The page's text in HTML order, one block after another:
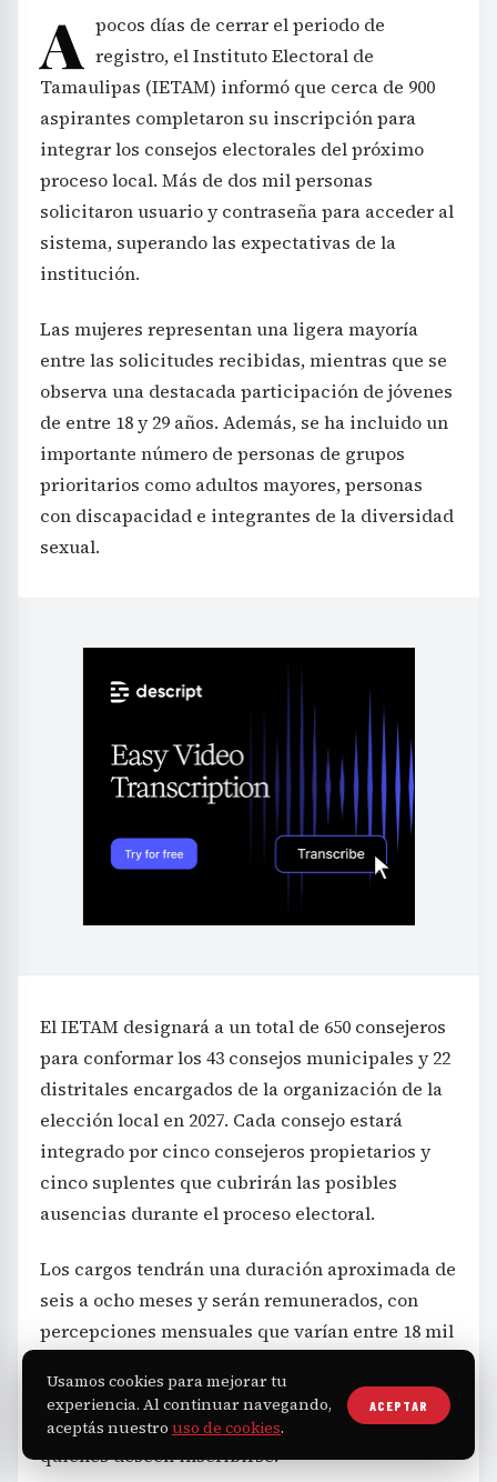
A pocos días de cerrar el periodo de
registro, el Instituto Electoral de
Tamaulipas (IETAM) informó que cerca de 900
aspirantes completaron su inscripción para
integrar los consejos electorales del próximo
proceso local. Más de dos mil personas
solicitaron usuario y contraseña para acceder al
sistema, superando las expectativas de la
institución.
Las mujeres representan una ligera mayoría
entre las solicitudes recibidas, mientras que se
observa una destacada participación de jóvenes
de entre 18 y 29 años. Además, se ha incluido un
importante número de personas de grupos
prioritarios como adultos mayores, personas
con discapacidad e integrantes de la diversidad
sexual.
El IETAM designará a un total de 650 consejeros
para conformar los 43 consejos municipales y 22
distritales encargados de la organización de la
elección local en 2027. Cada consejo estará
integrado por cinco consejeros propietarios y
cinco suplentes que cubrirán las posibles
ausencias durante el proceso electoral.
Los cargos tendrán una duración aproximada de
seis a ocho meses y serán remunerados, con
percepciones mensuales que varían entre 18 mil
IETAM, Juan José Ramos Charre. La convocatoria
permanecerá abierta hasta el 31 de julio para
quienes deseen inscribirse.
Usamos cookies para mejorar tu
experiencia. Al continuar navegando,
aceptás nuestro uso de cookies.
ACEPTAR